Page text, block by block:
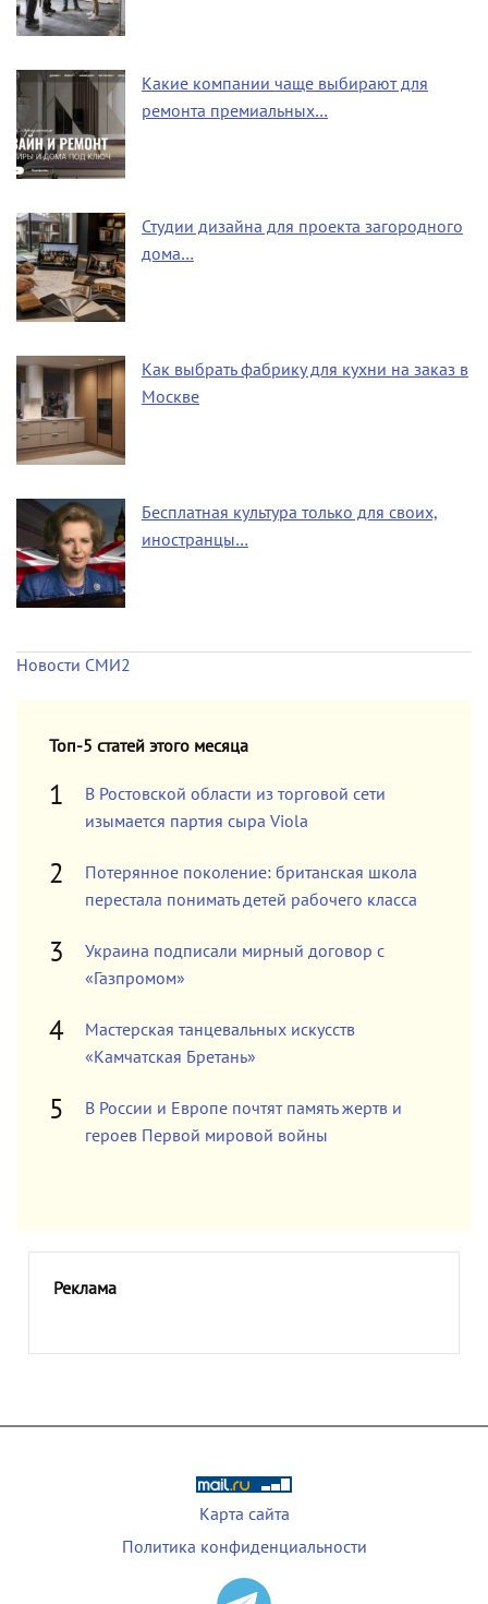
Какие компании чаще выбирают для
ремонта премиальных…
Студии дизайна для проекта загородного
дома…
Как выбрать фабрику для кухни на заказ в
Москве
Бесплатная культура только для своих,
иностранцы…
Новости СМИ2
Топ-5 статей этого месяца
В Ростовской области из торговой сети
изымается партия сыра Viola
Потерянное поколение: британская школа
перестала понимать детей рабочего класса
Украина подписали мирный договор с
«Газпромом»
Мастерская танцевальных искусств
«Камчатская Бретань»
В России и Европе почтят память жертв и
героев Первой мировой войны
Реклама
Карта сайта
Политика конфиденциальности